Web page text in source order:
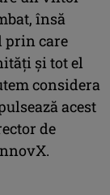
însă
prin care
şi tot el
considera
acest
de